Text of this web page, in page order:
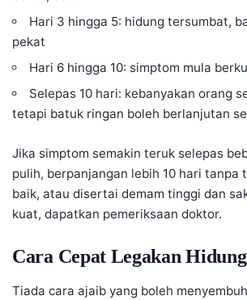
Hari 3 hingga 5: hidung tersumbat,
pekat
Hari 6 hingga 10: simptom mula
Selepas 10 hari: kebanyakan orang
tetapi batuk ringan boleh berlanjutan
Jika simptom semakin teruk selepas
pulih, berpanjangan lebih 10 hari tanpa
baik, atau disertai demam tinggi dan
kuat, dapatkan pemeriksaan doktor.
Cara Cepat Legakan
Tiada cara ajaib yang boleh